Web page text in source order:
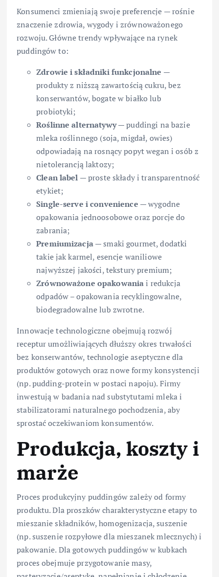
Konsumenci zmieniają swoje preferencje — rośnie
znaczenie zdrowia, wygody i zrównoważonego
rozwoju. Główne trendy wpływające na rynek
puddingów to:
Zdrowie i składniki funkcjonalne —
produkty z niższą zawartością cukru, bez
konserwantów, bogate w białko lub
probiotyki;
Roślinne alternatywy— puddingi na bazie
mleka roślinnego (soja, migdał, owies)
odpowiadają na rosnący popyt wegan i osób z
nietolerancją laktozy;
Clean label — proste składy i transparentność
etykiet;
Single-serve i convenience — wygodne
opakowania jednoosobowe oraz porcje do
zabrania;
Premiumizacja— smaki gourmet, dodatki
takie jak karmel, esencje waniliowe
najwyższej jakości, tekstury premium;
Zrównoważone opakowaniai redukcja
odpadów – opakowania recyklingowalne,
biodegradowalne lub zwrotne.
Innowacje technologiczne obejmują rozwój
receptur umożliwiających dłuższy okres trwałości
bez konserwantów, technologie aseptyczne dla
produktów gotowych oraz nowe formy konsystencji
(np. pudding-protein w postaci napoju). Firmy
inwestują w badania nad substytutami mleka i
stabilizatorami naturalnego pochodzenia, aby
sprostać oczekiwaniom konsumentów.
Produkcja, koszty i
marże
Proces produkcyjny puddingów zależy od formy
produktu. Dla proszków charakterystyczne etapy to
mieszanie składników, homogenizacja, suszenie
(np. suszenie rozpyłowe dla mieszanek mlecznych) i
pakowanie. Dla gotowych puddingów w kubkach
proces obejmuje przygotowanie masy,